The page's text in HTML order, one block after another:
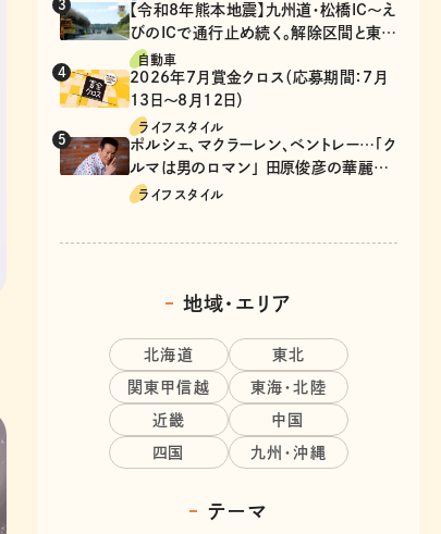
【令和8年熊本地震】九州道・松橋IC～え
びのICで通行止め続く。解除区間と東九
州道の迂回ルート
自動車
2026年7月賞金クロス（応募期間：7月
13日～8月12日）
ライフスタイル
ポルシェ、マクラーレン、ベントレー…「ク
ルマは男のロマン」 田原俊彦の華麗な
る愛車遍歴
ライフスタイル
地域・エリア
北海道 東北
関東甲信越 東海・北陸
近畿 中国
四国 九州・沖縄
テーマ